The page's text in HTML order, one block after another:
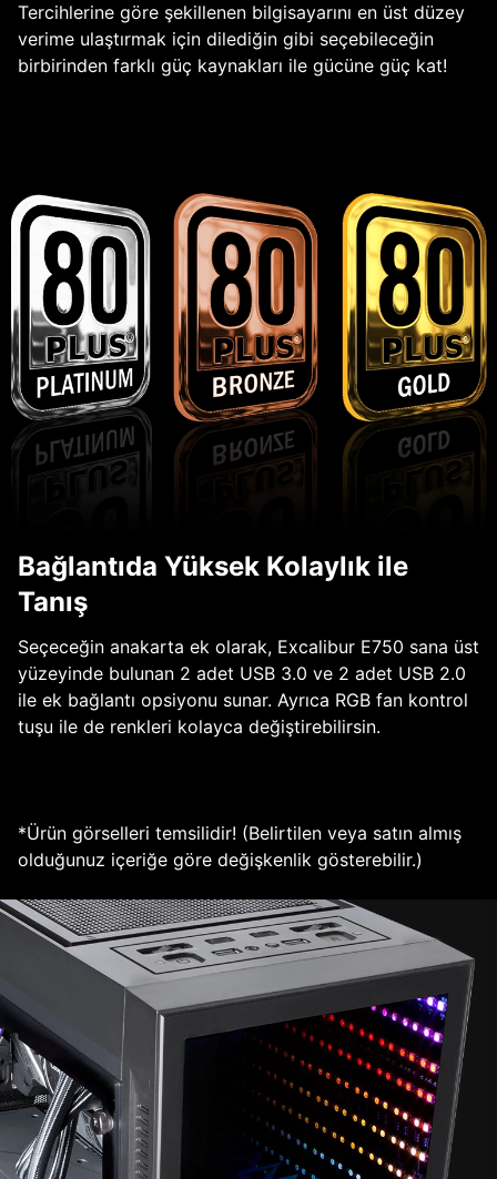
Tercihlerine göre şekillenen bilgisayarını en üst düzey
verime ulaştırmak için dilediğin gibi seçebileceğin
birbirinden farklı güç kaynakları ile gücüne güç kat!
Bağlantıda Yüksek Kolaylık ile
Tanış
Seçeceğin anakarta ek olarak, Excalibur E750 sana üst
yüzeyinde bulunan 2 adet USB 3.0 ve 2 adet USB 2.0
ile ek bağlantı opsiyonu sunar. Ayrıca RGB fan kontrol
tuşu ile de renkleri kolayca değiştirebilirsin.
*Ürün görselleri temsilidir! (Belirtilen veya satın almış
olduğunuz içeriğe göre değişkenlik gösterebilir.)